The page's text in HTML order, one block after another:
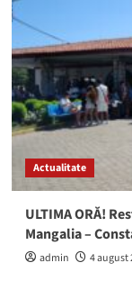
Actualitate
ULTIMA ORĂ!
Mangalia –
admin 4 august